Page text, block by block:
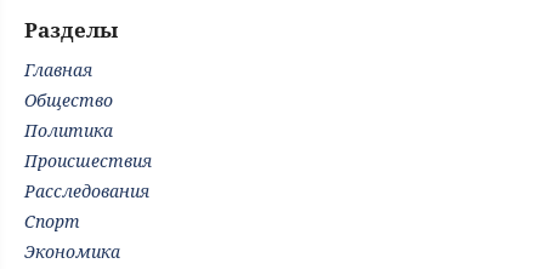
Разделы
Главная
Общество
Политика
Происшествия
Расследования
Спорт
Экономика